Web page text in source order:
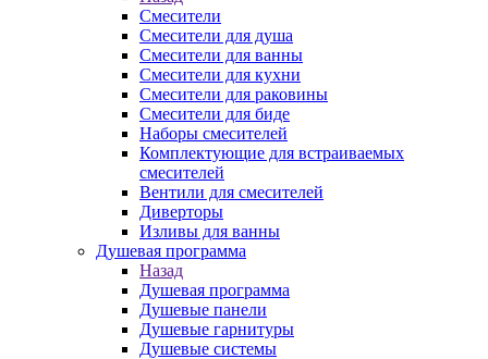
Смесители
Смесители для душа
Смесители для ванны
Смесители для кухни
Смесители для раковины
Смесители для биде
Наборы смесителей
Комплектующие для встраиваемых
смесителей
Вентили для смесителей
Диверторы
Изливы для ванны
Душевая программа
Назад
Душевая программа
Душевые панели
Душевые гарнитуры
Душевые системы